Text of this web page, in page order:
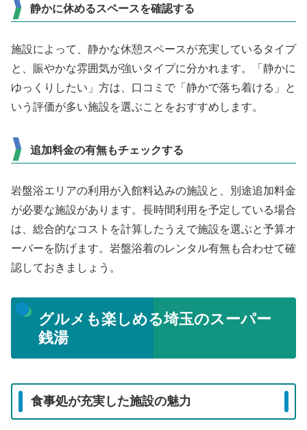
静かに休めるスペースを確認する
施設によって、静かな休憩スペースが充実しているタイプ
と、賑やかな雰囲気が強いタイプに分かれます。「静かに
ゆっくりしたい」方は、口コミで「静かで落ち着ける」と
いう評価が多い施設を選ぶことをおすすめします。
追加料金の有無もチェックする
岩盤浴エリアの利用が入館料込みの施設と、別途追加料金
が必要な施設があります。長時間利用を予定している場合
は、総合的なコストを計算したうえで施設を選ぶと予算オ
ーバーを防げます。岩盤浴着のレンタル有無も合わせて確
認しておきましょう。
グルメも楽しめる埼玉のスーパー
銭湯
食事処が充実した施設の魅力